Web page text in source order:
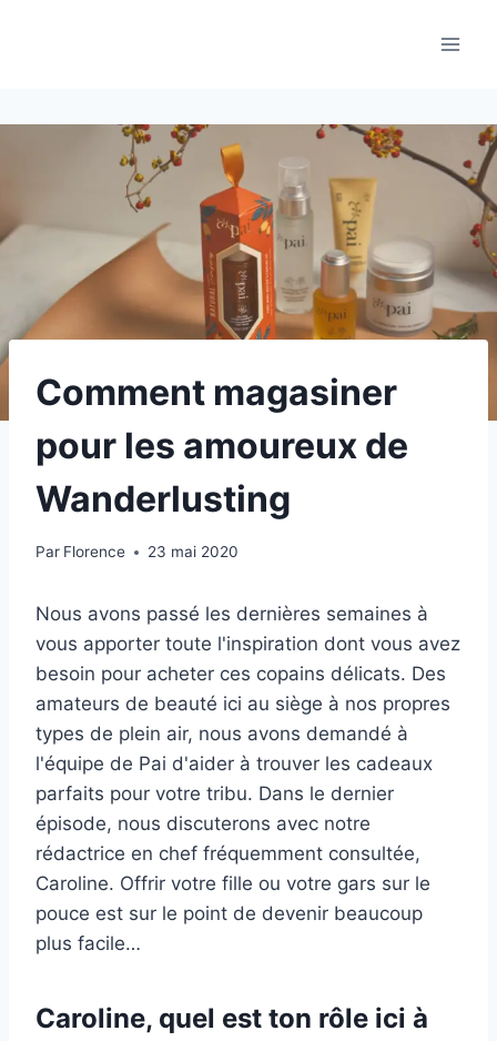
Comment magasiner
pour les amoureux de
Wanderlusting
Par Florence 23 mai 2020
Nous avons passé les dernières semaines à
vous apporter toute l'inspiration dont vous avez
besoin pour acheter ces copains délicats. Des
amateurs de beauté ici au siège à nos propres
types de plein air, nous avons demandé à
l'équipe de Pai d'aider à trouver les cadeaux
parfaits pour votre tribu. Dans le dernier
épisode, nous discuterons avec notre
rédactrice en chef fréquemment consultée,
Caroline. Offrir votre fille ou votre gars sur le
pouce est sur le point de devenir beaucoup
plus facile…
Caroline, quel est ton rôle ici à